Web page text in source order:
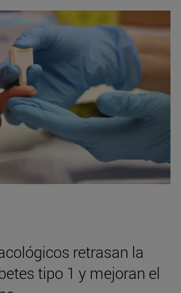
retrasan la
tipo 1 y mejoran el